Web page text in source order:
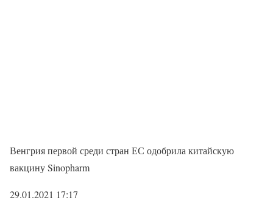
Венгрия первой среди стран ЕС одобрила китайскую
вакцину Sinopharm
29.01.2021 17:17